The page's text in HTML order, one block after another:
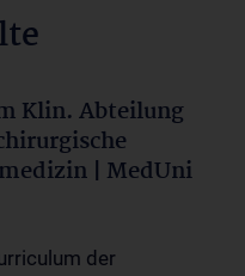
Klin. Abteilung
| MedUni
der